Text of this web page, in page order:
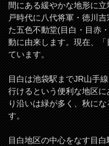
間にある緩やかな地形に
戸時代に八代将軍・徳川
た五色不動堂(目白・目赤
動に由来します。現在、
ています。
目白は池袋駅までJR山手
行けるという便利な地区
り沿いは緑が多く、秋に
す。
目白地区の中心をなす目